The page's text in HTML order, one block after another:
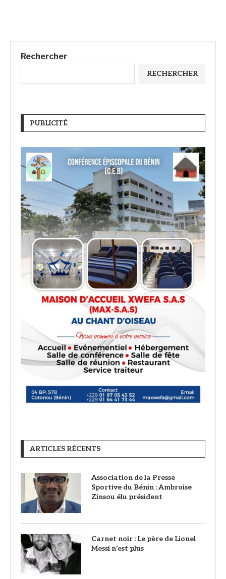
Rechercher
RECHERCHER
PUBLICITÉ
ARTICLES RÉCENTS
Association de la Presse
Sportive du Bénin : Ambroise
Zinsou élu président
Carnet noir : Le père de Lionel
Messi n’est plus